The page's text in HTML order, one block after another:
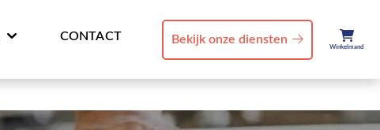
CONTACT
Winkelmand
Bekijk onze diensten